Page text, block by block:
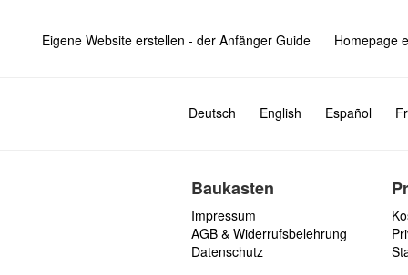
Eigene Website erstellen - der Anfänger Guide Homepage
Deutsch English Español
Baukasten
Impressum
AGB & Widerrufsbelehrung
Datenschutz